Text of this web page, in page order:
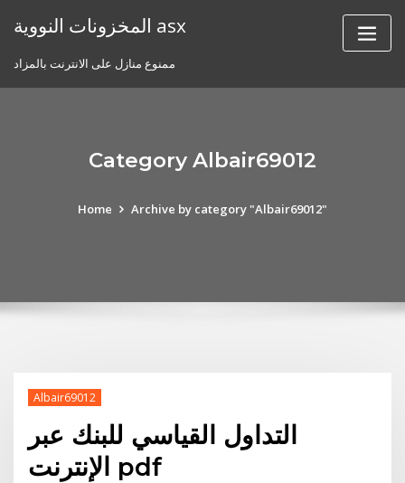
المخزونات النووية asx
ممنوع منازل على الانترنت بالمزاد
Category Albair69012
Home Archive by category "Albair69012"
Albair69012
التداول القياسي للبنك عبر
الإنترنت pdf